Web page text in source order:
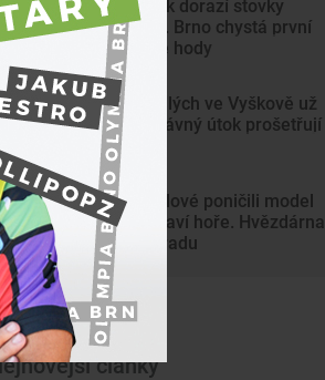
Na Svoboďák dorazí stovky
krojovaných. Brno chystá první
celoměstské hody
Gang nezletilých ve Vyškově už
dořádil. Nedávný útok prošetřují
kriminalisté
Mladí vandalové poničili model
Marsu na Kraví hoře. Hvězdárna
zařídila náhradu
články